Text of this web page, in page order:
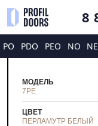
8
PO PDO PEO NO
МОДЕЛЬ
7PE
ЦВЕТ
ПЕРЛАМУТР БЕЛЫЙ